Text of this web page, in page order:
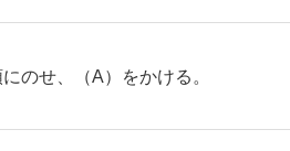
のせ、（A）をかける。